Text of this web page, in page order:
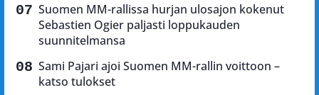
Suomen MM-rallissa hurjan ulosajon kokenut
Sebastien Ogier paljasti loppukauden
suunnitelmansa
Sami Pajari ajoi Suomen MM-rallin voittoon –
katso tulokset